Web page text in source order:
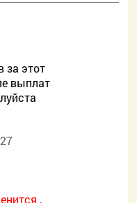
за этот
выплат
,